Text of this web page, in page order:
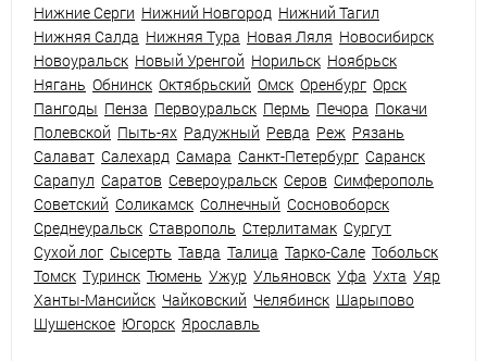
Нижние Серги Нижний Новгород Нижний Тагил
Нижняя Салда Нижняя Тура Новая Ляля Новосибирск
Новоуральск Новый Уренгой Норильск Ноябрьск
Нягань Обнинск Октябрьский Омск Оренбург Орск
Пангоды Пенза Первоуральск Пермь Печора Покачи
Полевской Пыть-ях Радужный Ревда Реж Рязань
Салават Салехард Самара Санкт-Петербург Саранск
Сарапул Саратов Североуральск Серов Симферополь
Советский Соликамск Солнечный Сосновоборск
Среднеуральск Ставрополь Стерлитамак Сургут
Сухой лог Сысерть Тавда Талица Тарко-Сале Тобольск
Томск Туринск Тюмень Ужур Ульяновск Уфа Ухта Уяр
Ханты-Мансийск Чайковский Челябинск Шарыпово
Шушенское Югорск Ярославль